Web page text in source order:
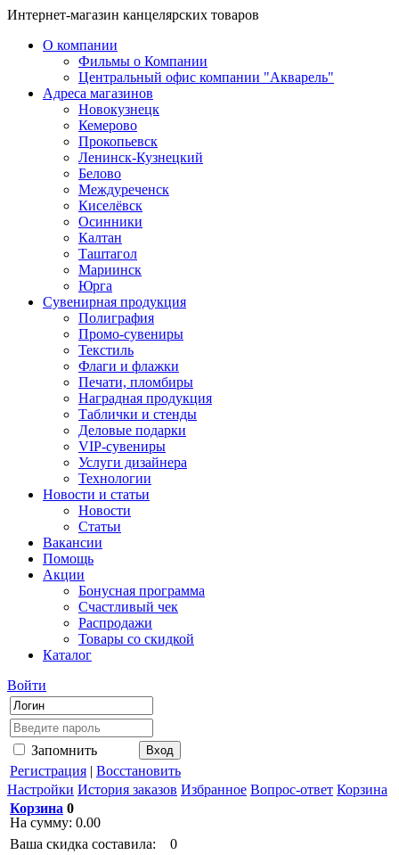
Интернет-магазин канцелярских товаров
О компании
Фильмы о Компании
Центральный офис компании "Акварель"
Адреса магазинов
Новокузнецк
Кемерово
Прокопьевск
Ленинск-Кузнецкий
Белово
Междуреченск
Киселёвск
Осинники
Калтан
Таштагол
Мариинск
Юрга
Сувенирная продукция
Полиграфия
Промо-сувениры
Текстиль
Флаги и флажки
Печати, пломбиры
Наградная продукция
Таблички и стенды
Деловые подарки
VIP-сувениры
Услуги дизайнера
Технологии
Новости и статьи
Новости
Статьи
Вакансии
Помощь
Акции
Бонусная программа
Счастливый чек
Распродажи
Товары со скидкой
Каталог
Войти
Запомнить
Регистрация | Восстановить
Настройки История заказов Избранное Вопрос-ответ Корзина
Корзина 0
На сумму: 0.00
Ваша скидка составила:
0